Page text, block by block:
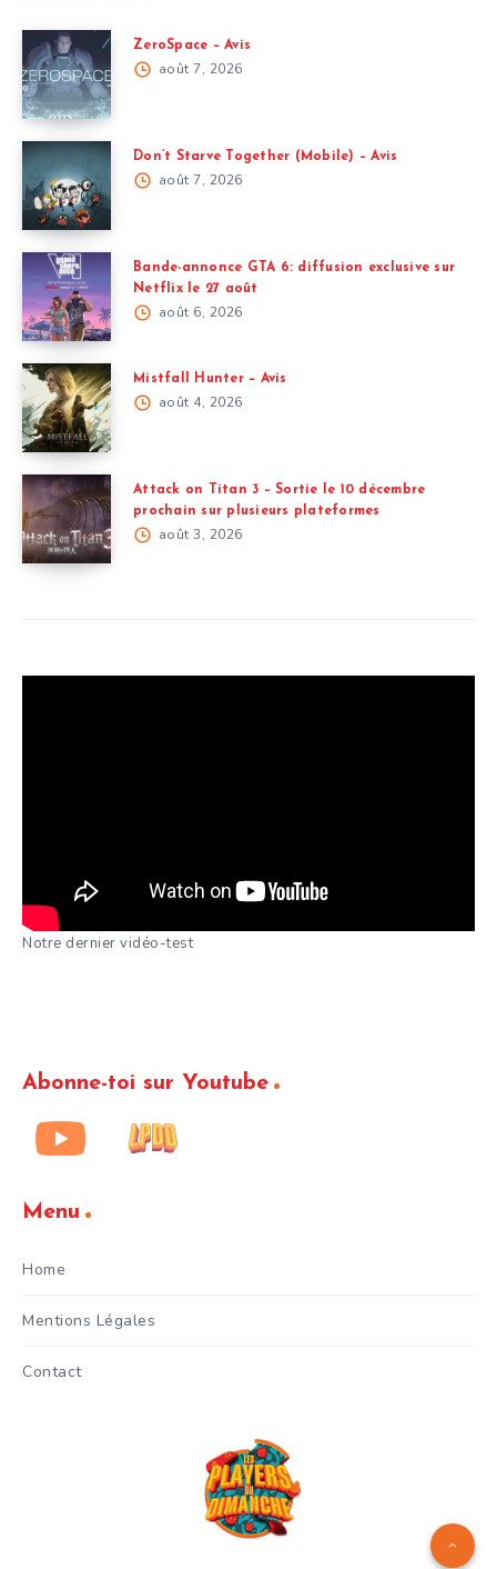
ZeroSpace – Avis
août 7, 2026
Don’t Starve Together (Mobile) – Avis
août 7, 2026
Bande-annonce GTA 6: diffusion exclusive sur
Netflix le 27 août
août 6, 2026
Mistfall Hunter – Avis
août 4, 2026
Attack on Titan 3 – Sortie le 10 décembre
prochain sur plusieurs plateformes
août 3, 2026
Notre dernier vidéo-test
Abonne-toi sur Youtube
Menu
Home
Mentions Légales
Contact